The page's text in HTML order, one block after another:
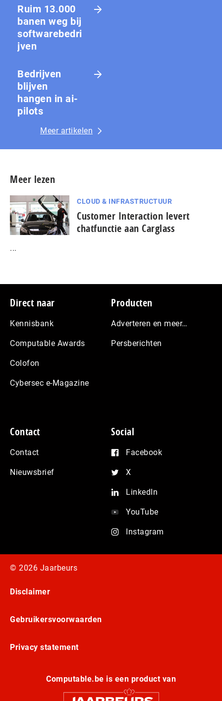
Ruim 13.000
banen weg bij
softwarebedri
jven
Bedrijven
blijven
hangen in ai-
pilots
Meer artikelen
Meer lezen
CLOUD & INFRASTRUCTUUR
Customer Interaction levert
chatfunctie aan Carglass
...
Footer
Direct naar
Kennisbank
Computable Awards
Colofon
Cybersec e-Magazine
Producten
Adverteren en meer…
Persberichten
Contact
Contact
Nieuwsbrief
Social
Facebook
X
LinkedIn
YouTube
Instagram
© 2026 Jaarbeurs
Disclaimer
Gebruikersvoorwaarden
Privacy statement
Computable.be is een product van